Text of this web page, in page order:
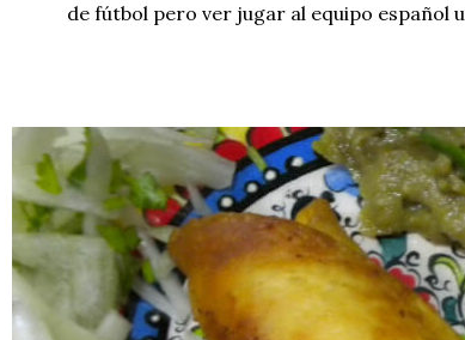
de fútbol pero ver jugar al equipo español